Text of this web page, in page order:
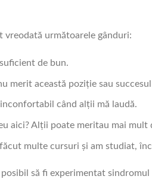
vreodată următoarele gânduri:
de bun.
merit această poziție sau
când alții mă laudă.
aici? Alții poate meritau mai mult
multe cursuri și am studiat,
să fi experimentat